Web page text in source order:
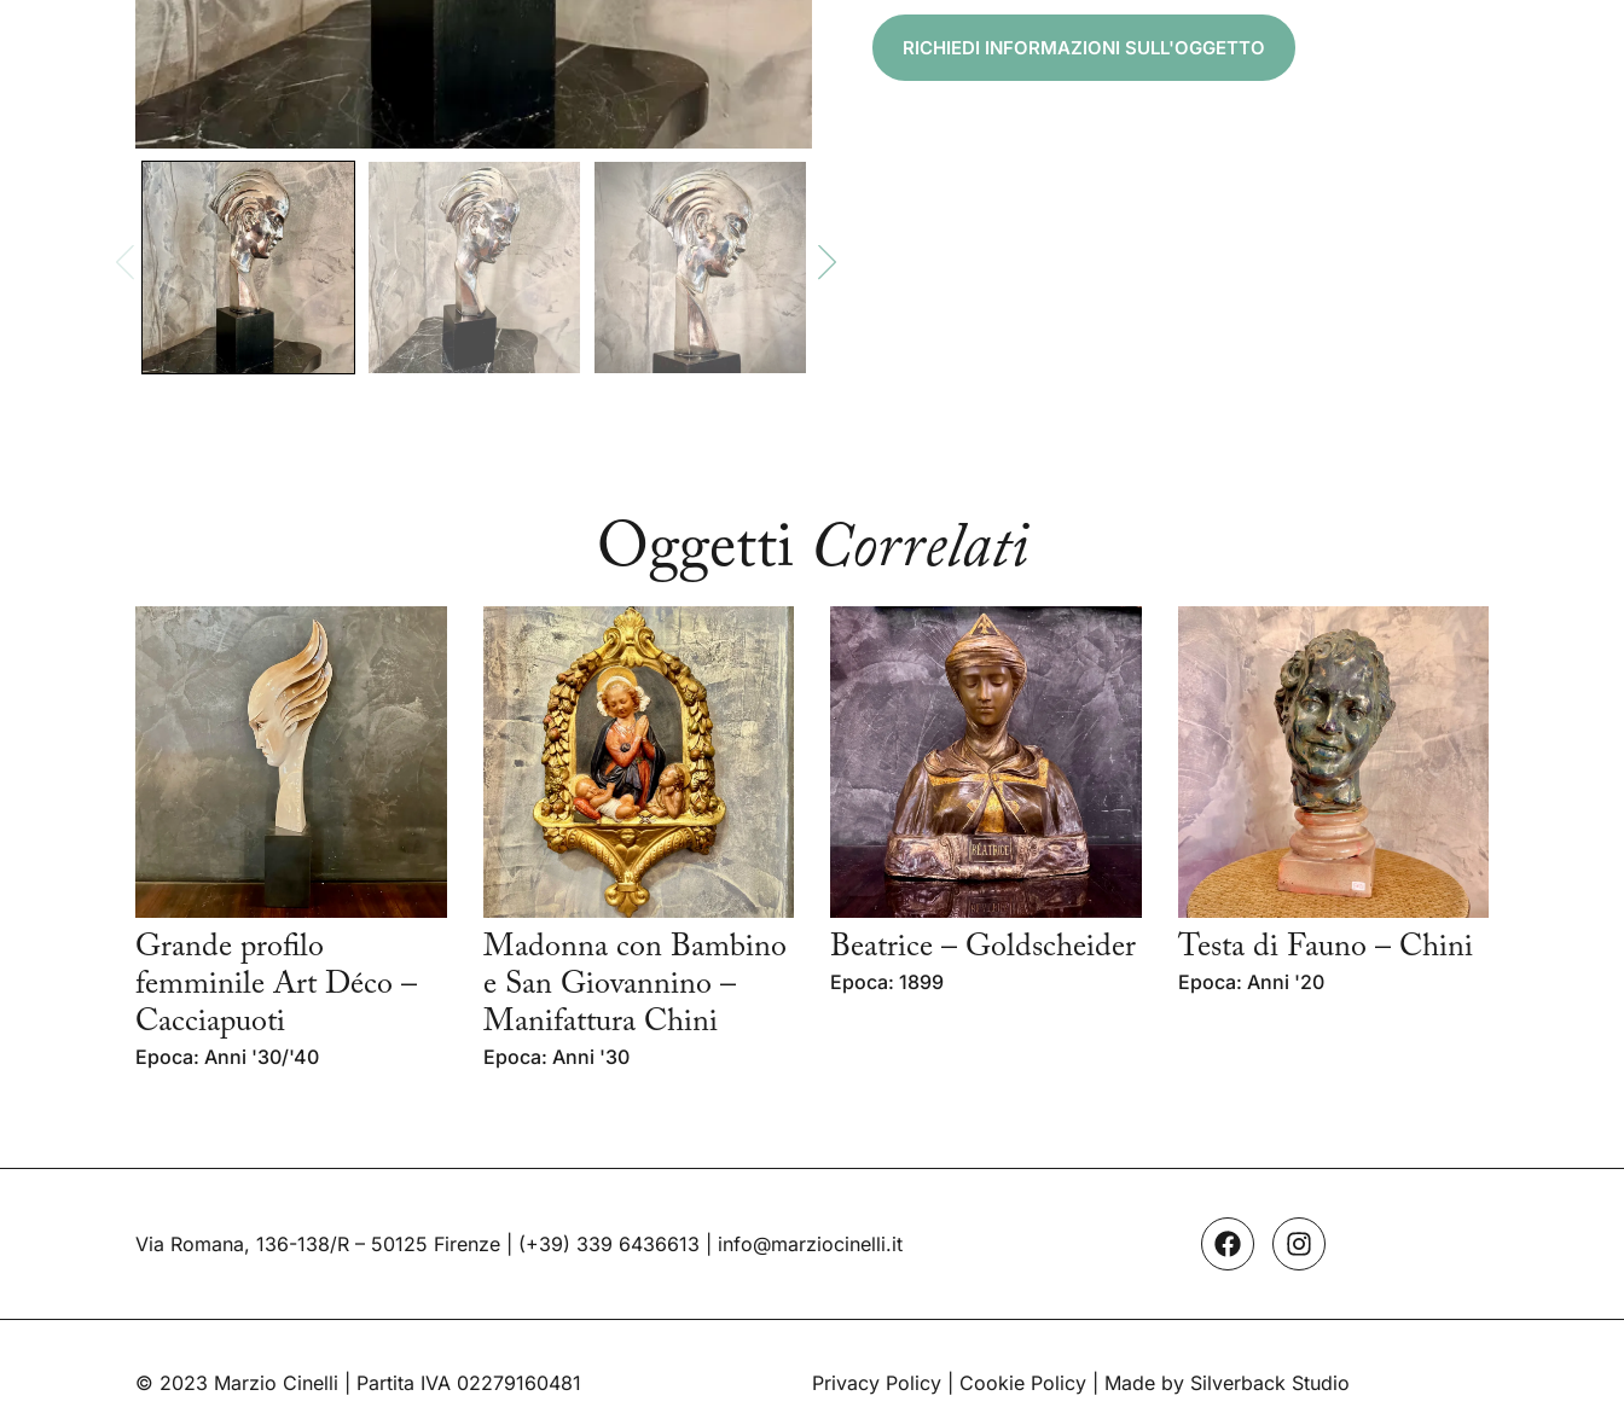
RICHIEDI INFORMAZIONI SULL'OGGETTO
Oggetti Correlati
Grande profilo
femminile Art Déco –
Cacciapuoti
Epoca: Anni '30/'40
Madonna con Bambino
e San Giovannino –
Manifattura Chini
Epoca: Anni '30
Beatrice – Goldscheider
Epoca: 1899
Testa di Fauno – Chini
Epoca: Anni '20
Via Romana, 136-138/R – 50125 Firenze | (+39) 339 6436613 info@marziocinelli.it
© 2023 Marzio Cinelli | Partita IVA 02279160481 Privacy Policy Cookie Policy | Made by Silverback Studio